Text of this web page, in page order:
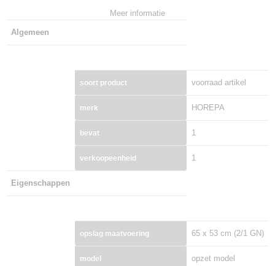
Meer informatie
Algemeen
soort product voorraad artikel
merk HOREPA
bevat 1
verkoopeenheid 1
Eigenschappen
opslag maatvoering 65 x 53 cm (2/1 GN)
model opzet model